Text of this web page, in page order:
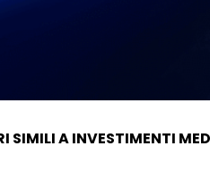
SIMILI A INVESTIMENTI